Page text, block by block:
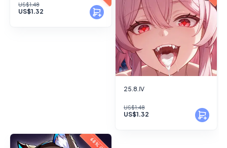
US$1.48
US$1.32
25.8.Ⅳ
US$1.48
US$1.32